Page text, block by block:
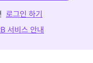
로그인 하기
서비스 안내